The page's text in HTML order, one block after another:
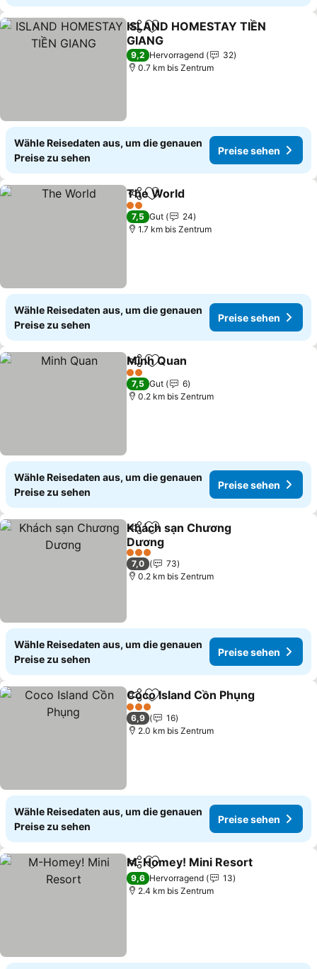
TeilenZu Favoriten hinzufügen
ISLAND HOMESTAY TIỀN
GIANG
Preise sehen
9,2 Hervorragend
32
0.7 km bis Zentrum
Wähle Reisedaten aus, um die genauen
Preise zu sehen
Preise sehen
TeilenZu Favoriten hinzufügen
The World
2 Sterne
7,5 Gut
24
1.7 km bis Zentrum
Wähle Reisedaten aus, um die genauen
Preise zu sehen
Preise sehen
TeilenZu Favoriten hinzufügen
Minh Quan
2 Sterne
7,5 Gut
6
0.2 km bis Zentrum
Wähle Reisedaten aus, um die genauen
Preise zu sehen
Preise sehen
TeilenZu Favoriten hinzufügen
Khách sạn Chương
Dương
Preise sehen
3 Sterne
7,0
73
0.2 km bis Zentrum
Wähle Reisedaten aus, um die genauen
Preise zu sehen
Preise sehen
TeilenZu Favoriten hinzufügen
Coco Island Cồn Phụng
3 Sterne
6,9
16
2.0 km bis Zentrum
Wähle Reisedaten aus, um die genauen
Preise zu sehen
Preise sehen
TeilenZu Favoriten hinzufügen
M-Homey! Mini Resort
9,6 Hervorragend
13
2.4 km bis Zentrum